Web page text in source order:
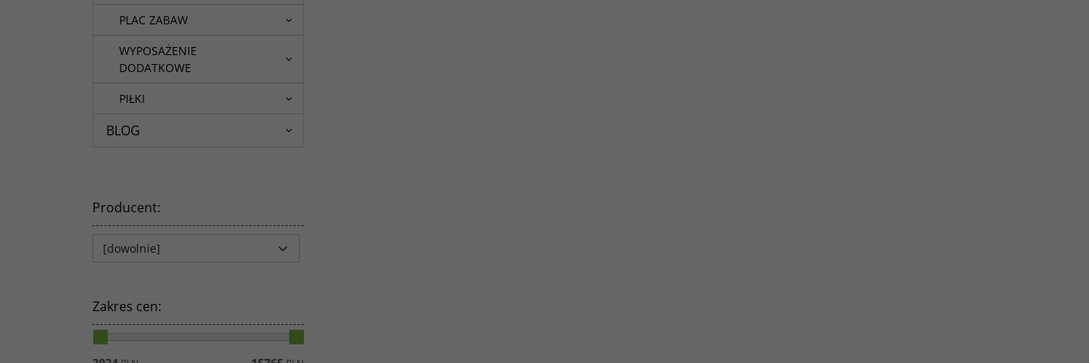
PLAC ZABAW
WYPOSAŻENIE
DODATKOWE
PIŁKI
BLOG
Producent:
Zakres cen: